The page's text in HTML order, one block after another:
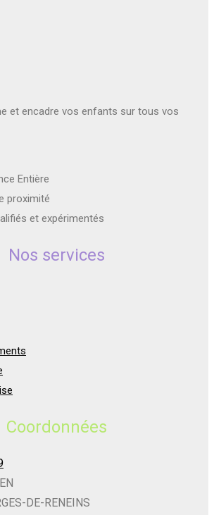
et encadre vos enfants sur tous vos
Entière
proximité
et expérimentés
Nos services
Coordonnées
DE-RENEINS